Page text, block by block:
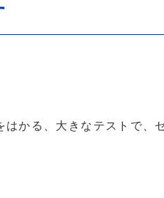
かる、大きなテストで、